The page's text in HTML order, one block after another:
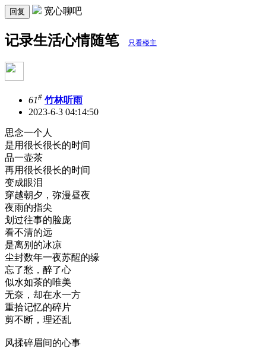
回复 宽心聊吧
记录生活心情随笔 只看楼主
61# 竹林听雨
2023-6-3 04:14:50
思念一个人
是用很长很长的时间
品一壶茶
再用很长很长的时间
变成眼泪
穿越朝夕，弥漫昼夜
夜雨的指尖
划过往事的脸庞
看不清的远
是离别的冰凉
尘封数年一夜苏醒的缘
忘了愁，醉了心
似水如茶的唯美
无奈，却在水一方
重拾记忆的碎片
剪不断，理还乱
风揉碎眉间的心事